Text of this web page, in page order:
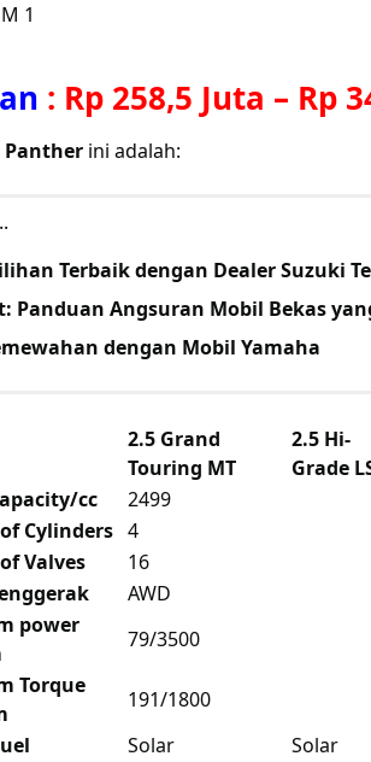
: Rp 258,5 Juta – Rp
Panther ini adalah:
Terbaik dengan Dealer Suzuki
Panduan Angsuran Mobil Bekas
dengan Mobil Yamaha
2.5 Grand
Touring MT
2.5 Hi-
Grade
cc 2499
Cylinders 4
Valves
16
AWD
power
79/3500
Torque
191/1800
Solar Solar